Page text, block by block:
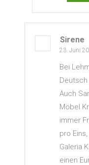
Sirene
23. Juni
Bei
Auch
Möbel
immer
pro
Galeria
einen